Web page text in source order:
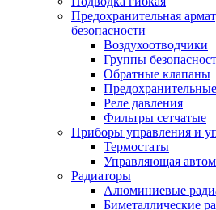
Предохранительная
безопасности
Воздухоотводчики
Группы
Обратные клапаны
Реле давления
Фильтры сетчатые
Приборы управления и
Термостаты
Управляющая
Радиаторы
Алюминиевые
Биметаллические